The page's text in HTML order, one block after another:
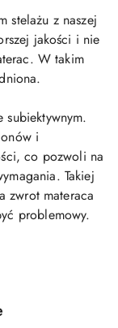
stelażu z naszej
jakości i nie
W takim
subiektywnym.
i
co pozwoli na
Takiej
zwrot materaca
problemowy.